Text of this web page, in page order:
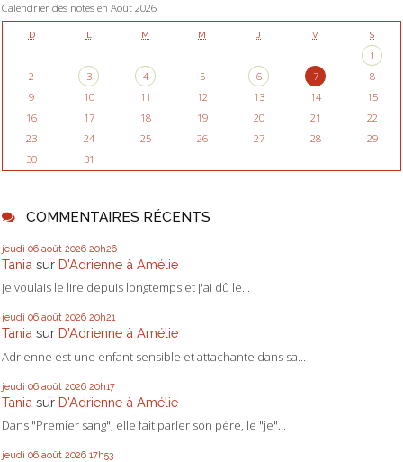
Calendrier des notes en Août 2026
D L M M J V S
1
2
3 4 5 6 7
8
9
10 11 12 13 14
15
16
17 18 19 20 21
22
23
24 25 26 27 28
29
30
31
COMMENTAIRES RÉCENTS
jeudi 06 août 2026 20h26
Tania sur D'Adrienne à Amélie
Je voulais le lire depuis longtemps et j'ai dû le...
jeudi 06 août 2026 20h21
Tania sur D'Adrienne à Amélie
Adrienne est une enfant sensible et attachante dans sa...
jeudi 06 août 2026 20h17
Tania sur D'Adrienne à Amélie
Dans "Premier sang", elle fait parler son père, le "je"...
jeudi 06 août 2026 17h53